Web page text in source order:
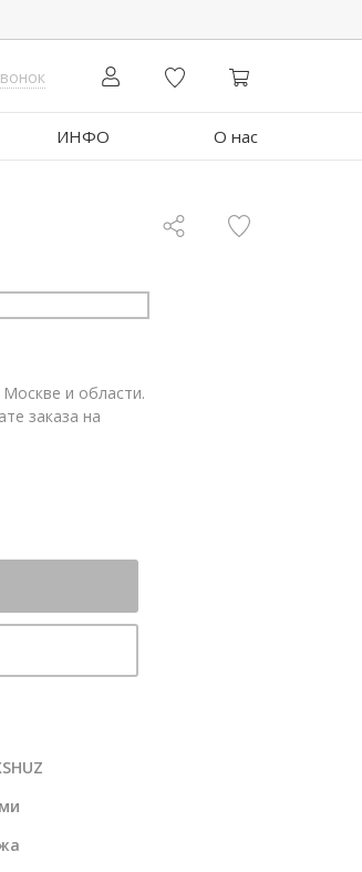
ИНФО О нас
и области.
заказа на